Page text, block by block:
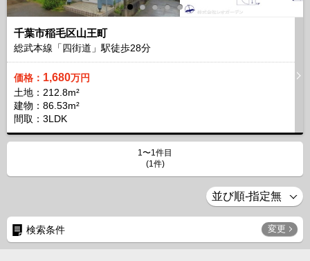
千葉市稲毛区山王町
総武本線「四街道」駅徒歩28分
価格： 1,680万円
土地：212.8m²
建物：86.53m²
間取：3LDK
1〜1件目
(1件)
検索条件 変更